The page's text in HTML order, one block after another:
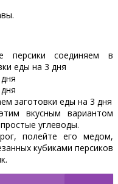
персики соединяем в
вкусным вариантом
углеводы.
полейте его медом,
кубиками персиков